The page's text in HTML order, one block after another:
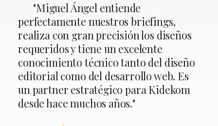
"Miguel Ángel entiende
perfectamente nuestros briefings,
realiza con gran precisión los diseños
requeridos y tiene un excelente
conocimiento técnico tanto del diseño
editorial como del desarrollo web. Es
un partner estratégico para Kidekom
desde hace muchos años."